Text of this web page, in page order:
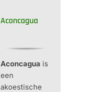
Aconcagua
Aconcagua is
een
akoestische